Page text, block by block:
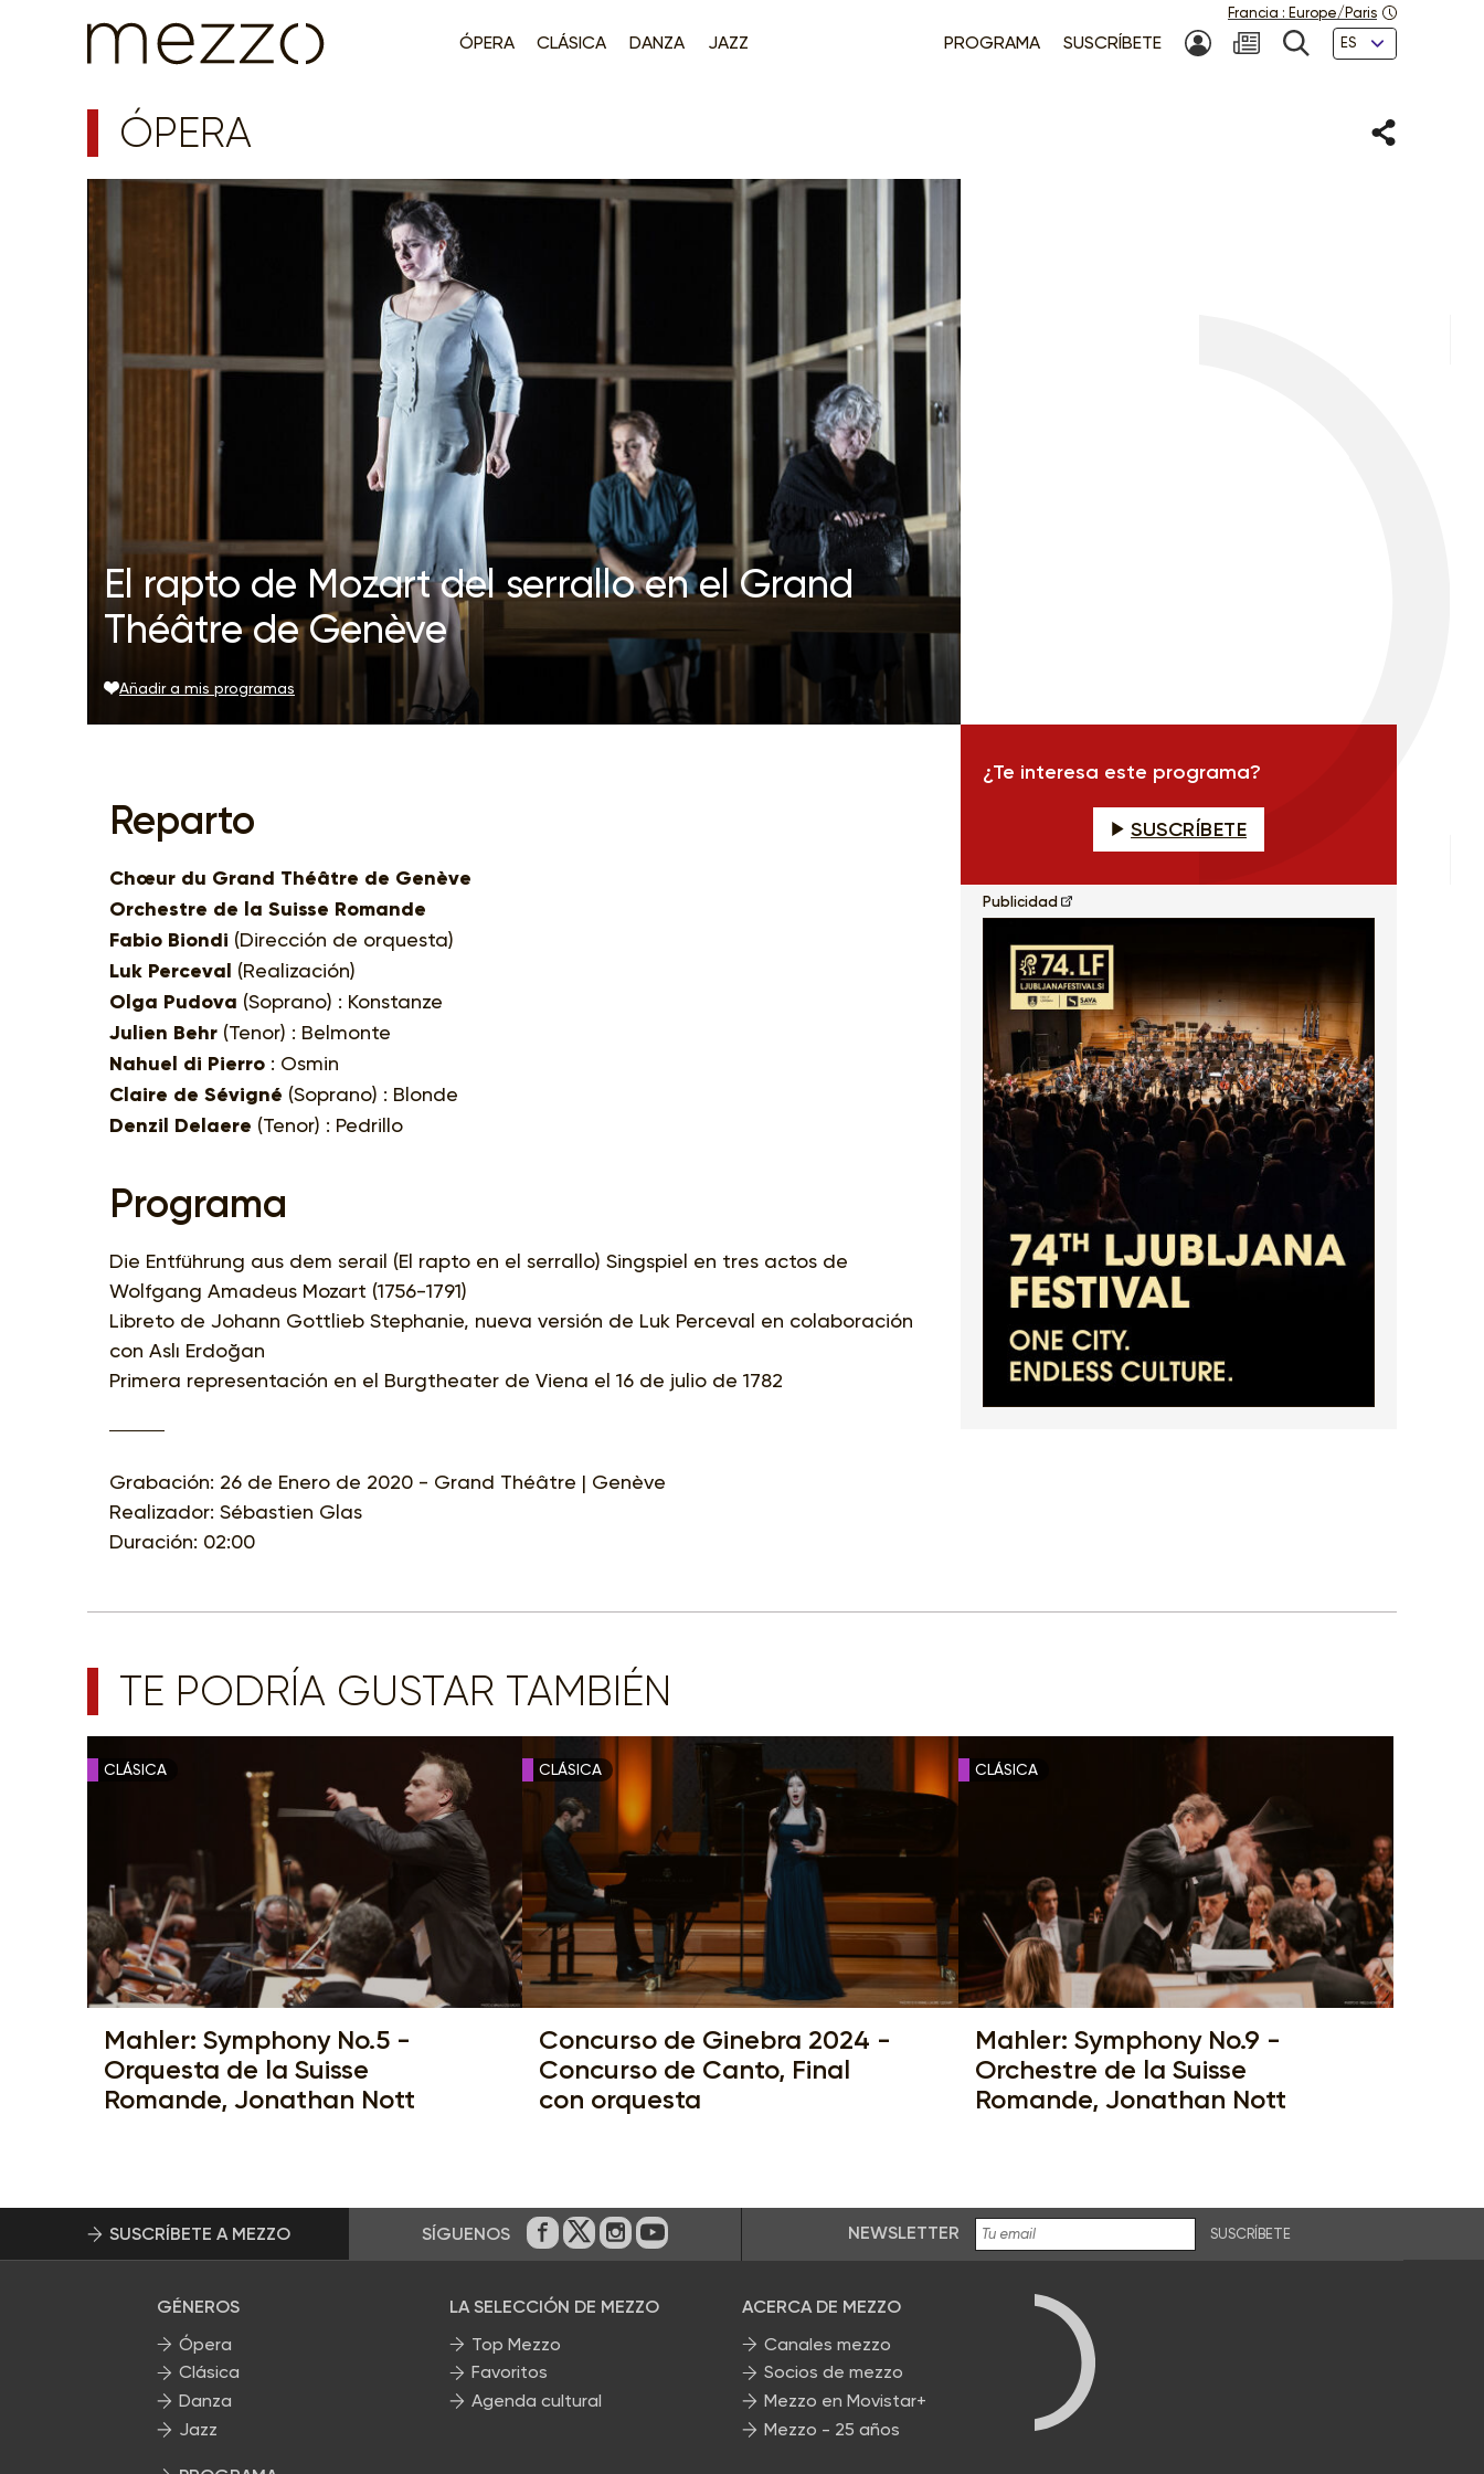
ÓPERA CLÁSICA DANZA JAZZ PROGRAMA SUSCRÍBETE MI CUENTANEWSLETTER
BÚSQUEDA
Idiomas
Francia : Europe/Paris
ÓPERA Compartir
El rapto de Mozart del serrallo en el Grand
Théâtre de Genève
Añadir a mis programas
Reparto
Chœur du Grand Théâtre de Genève
Orchestre de la Suisse Romande
Fabio Biondi (Dirección de orquesta)
Luk Perceval (Realización)
Olga Pudova (Soprano) : Konstanze
Julien Behr (Tenor) : Belmonte
Nahuel di Pierro : Osmin
Claire de Sévigné (Soprano) : Blonde
Denzil Delaere (Tenor) : Pedrillo
Programa
Die Entführung aus dem serail (El rapto en el serrallo) Singspiel en tres actos de
Wolfgang Amadeus Mozart (1756-1791)
Libreto de Johann Gottlieb Stephanie, nueva versión de Luk Perceval en colaboración
con Aslı Erdoğan
Primera representación en el Burgtheater de Viena el 16 de julio de 1782
Grabación: 26 de Enero de 2020 - Grand Théâtre | Genève
Realizador: Sébastien Glas
Duración: 02:00
¿Te interesa este programa?
SUSCRÍBETE
Publicidad
TE PODRÍA GUSTAR TAMBIÉN
CLÁSICA
Mahler: Symphony No.5 -
Orquesta de la Suisse
Romande, Jonathan Nott
CLÁSICA
Concurso de Ginebra 2024 -
Concurso de Canto, Final
con orquesta
CLÁSICA
Mahler: Symphony No.9 -
Orchestre de la Suisse
Romande, Jonathan Nott
SUSCRÍBETE A MEZZO SÍGUENOS En Facebook
En Twitter
En Instagram
En Youtube NEWSLETTER SUSCRÍBETE
GÉNEROS
Ópera
Clásica
Danza
Jazz
LA SELECCIÓN DE MEZZO
Top Mezzo
Favoritos
Agenda cultural
ACERCA DE MEZZO
Canales mezzo
Socios de mezzo
Mezzo en Movistar+
Mezzo - 25 años